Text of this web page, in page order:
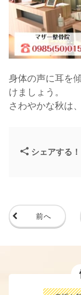
身体の声に耳を
けましょう。
さわやかな秋は
シェアする！
前へ